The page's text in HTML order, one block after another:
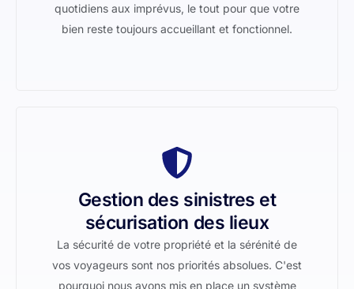
quotidiens aux imprévus, le tout pour que votre
bien reste toujours accueillant et fonctionnel.
Gestion des sinistres et
sécurisation des lieux
La sécurité de votre propriété et la sérénité de
vos voyageurs sont nos priorités absolues. C'est
pourquoi nous avons mis en place un système